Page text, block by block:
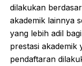
dilakukan
akademik lainnya
yang lebih adil
prestasi akademik
pendaftaran